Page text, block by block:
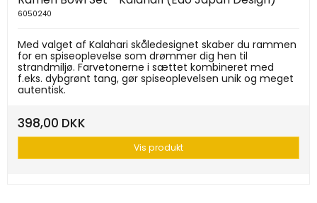
6050240
Med valget af Kalahari skåledesignet skaber du rammen
for en spiseoplevelse som drømmer dig hen til
strandmiljø. Farvetonerne i sættet kombineret med
f.eks. dybgrønt tang, gør spiseoplevelsen unik og meget
autentisk.
398,00 DKK
Vis produkt